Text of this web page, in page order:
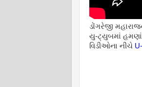
ડોંગરેજી
યુ-ટ્યુબમાં
વિડીઓના નીચે